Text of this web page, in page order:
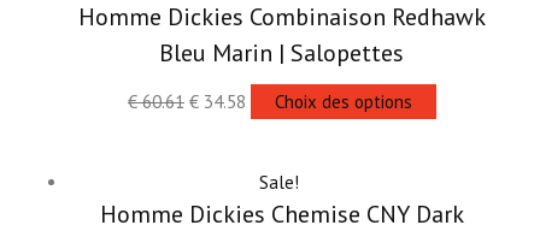
Homme Dickies Combinaison Redhawk
Bleu Marin | Salopettes
€60.61 €34.58 Choix des options
Sale!
Homme Dickies Chemise CNY Dark